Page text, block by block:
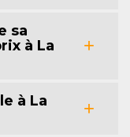
sa
à La
à La